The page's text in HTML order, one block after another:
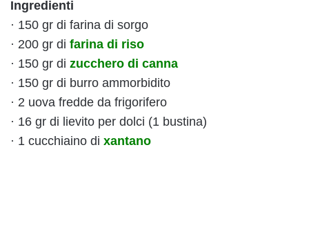
Ingredienti
· 150 gr di farina di sorgo
· 200 gr di farina di riso
· 150 gr di zucchero di canna
· 150 gr di burro ammorbidito
· 2 uova fredde da frigorifero
· 16 gr di lievito per dolci (1 bustina)
· 1 cucchiaino di xantano